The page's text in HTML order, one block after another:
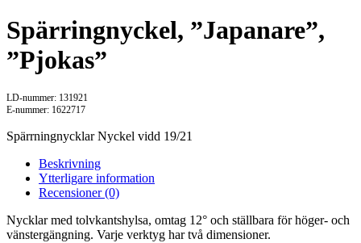
Spärringnyckel, ”Japanare”,
”Pjokas”
LD-nummer: 131921
E-nummer: 1622717
Spärrningnycklar Nyckel vidd 19/21
Beskrivning
Ytterligare information
Recensioner (0)
Nycklar med tolvkantshylsa, omtag 12° och ställbara för höger- och
vänstergängning. Varje verktyg har två dimensioner.